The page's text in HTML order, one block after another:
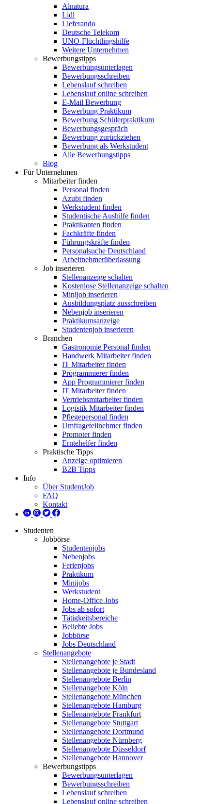
Alnatura
Lidl
Lieferando
Deutsche Telekom
UNO-Flüchtlingshilfe
Weitere Unternehmen
Bewerbungstipps
Bewerbungsunterlagen
Bewerbungsschreiben
Lebenslauf schreiben
Lebenslauf online schreiben
E-Mail Bewerbung
Bewerbung Praktikum
Bewerbung Schülerpraktikum
Bewerbungsgespräch
Bewerbung zurückziehen
Bewerbung als Werkstudent
Alle Bewerbungstipps
Blog
Für Unternehmen
Mitarbeiter finden
Personal finden
Azubi finden
Werkstudent finden
Studentische Aushilfe finden
Praktikanten finden
Fachkräfte finden
Führungskräfte finden
Personalsuche Deutschland
Arbeitnehmerüberlassung
Job inserieren
Stellenanzeige schalten
Kostenlose Stellenanzeige schalten
Minijob inserieren
Ausbildungsplatz ausschreiben
Nebenjob inserieren
Praktikumsanzeige
Studentenjob inserieren
Branchen
Gastronomie Personal finden
Handwerk Mitarbeiter finden
IT Mitarbeiter finden
Programmierer finden
App Programmierer finden
IT Mitarbeiter finden
Vertriebsmitarbeiter finden
Logistik Mitarbeiter finden
Pflegepersonal finden
Umfrageteilnehmer finden
Promoter finden
Erntehelfer finden
Praktische Tipps
Anzeige optimieren
B2B Tipps
Info
Über StudentJob
FAQ
Kontakt
Studenten
Jobbörse
Studentenjobs
Nebenjobs
Ferienjobs
Praktikum
Minijobs
Werkstudent
Home-Office Jobs
Jobs ab sofort
Tätigkeitsbereiche
Beliebte Jobs
Jobbörse
Jobs Deutschland
Stellenangebote
Stellenangebote je Stadt
Stellenangebote je Bundesland
Stellenangebote Berlin
Stellenangebote Köln
Stellenangebote München
Stellenangebote Hamburg
Stellenangebote Frankfurt
Stellenangebote Stuttgart
Stellenangebote Dortmund
Stellenangebote Nürnberg
Stellenangebote Düsseldorf
Stellenangebote Hannover
Bewerbungstipps
Bewerbungsunterlagen
Bewerbungsschreiben
Lebenslauf schreiben
Lebenslauf online schreiben